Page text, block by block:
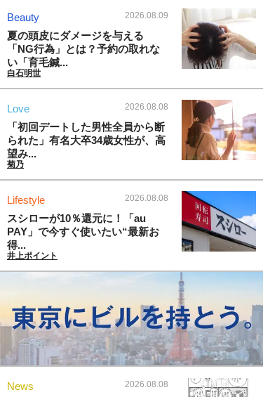
Beauty 2026.08.09
夏の頭皮にダメージを与える
「NG行為」とは？予約の取れな
い「育毛鍼...
白石明世
Love 2026.08.08
「初回デートした男性全員から断
られた」有名大卒34歳女性が、高
望み...
菊乃
Lifestyle 2026.08.08
スシローが10％還元に！「au
PAY」で今すぐ使いたい“最新お
得...
井上ポイント
News 2026.08.08